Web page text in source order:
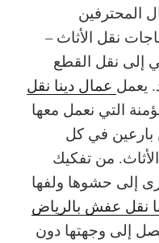
المحترفين
نقل الأثاث –
إلى نقل القطع
يعمل عمال دينا نقل
التي نعمل معها
في كل
من تفكيك
إلى حشوها ولفها
نقل عفش بالرياض
إلى وجهتها دون